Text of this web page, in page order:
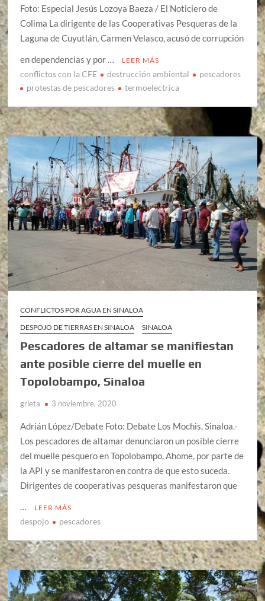
Foto: Especial Jesús Lozoya Baeza / El Noticiero de
Colima La dirigente de las Cooperativas Pesqueras de la
Laguna de Cuyutlán, Carmen Velasco, acusó de corrupción
en dependencias y por …
LEER MÁS
conflictos con la CFE destrucción ambiental
pescadores
protestas de pescadores
termoelectrica
CONFLICTOS POR AGUA EN SINALOA
DESPOJO DE TIERRAS EN SINALOA
SINALOA
Pescadores de altamar se manifiestan
ante posible cierre del muelle en
Topolobampo, Sinaloa
grieta 3 noviembre, 2020
Adrián López/Debate Foto: Debate Los Mochis, Sinaloa.-
Los pescadores de altamar denunciaron un posible cierre
del muelle pesquero en Topolobampo, Ahome, por parte de
la API y se manifestaron en contra de que esto suceda.
Dirigentes de cooperativas pesqueras manifestaron que
…
LEER MÁS
despojo pescadores